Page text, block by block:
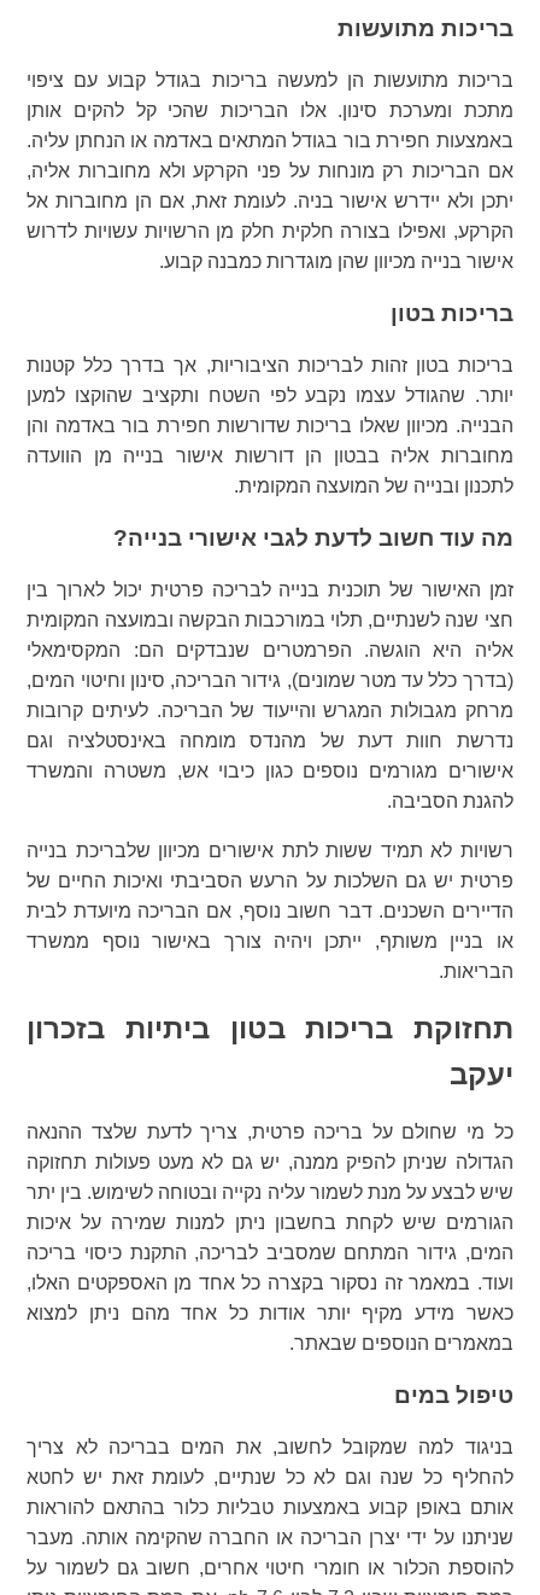
בריכות מתועשות
בריכות מתועשות הן למעשה בריכות בגודל קבוע עם ציפוי
מתכת ומערכת סינון. אלו הבריכות שהכי קל להקים אותן
באמצעות חפירת בור בגודל המתאים באדמה או הנחתן עליה.
אם הבריכות רק מונחות על פני הקרקע ולא מחוברות אליה,
יתכן ולא יידרש אישור בניה. לעומת זאת, אם הן מחוברות אל
הקרקע, ואפילו בצורה חלקית חלק מן הרשויות עשויות לדרוש
אישור בנייה מכיוון שהן מוגדרות כמבנה קבוע.
בריכות בטון
בריכות בטון זהות לבריכות הציבוריות, אך בדרך כלל קטנות
יותר. שהגודל עצמו נקבע לפי השטח ותקציב שהוקצו למען
הבנייה. מכיוון שאלו בריכות שדורשות חפירת בור באדמה והן
מחוברות אליה בבטון הן דורשות אישור בנייה מן הוועדה
לתכנון ובנייה של המועצה המקומית.
מה עוד חשוב לדעת לגבי אישורי בנייה?
זמן האישור של תוכנית בנייה לבריכה פרטית יכול לארוך בין
חצי שנה לשנתיים, תלוי במורכבות הבקשה ובמועצה המקומית
אליה היא הוגשה. הפרמטרים שנבדקים הם: המקסימאלי
(בדרך כלל עד מטר שמונים), גידור הבריכה, סינון וחיטוי המים,
מרחק מגבולות המגרש והייעוד של הבריכה. לעיתים קרובות
נדרשת חוות דעת של מהנדס מומחה באינסטלציה וגם
אישורים מגורמים נוספים כגון כיבוי אש, משטרה והמשרד
להגנת הסביבה.
רשויות לא תמיד ששות לתת אישורים מכיוון שלבריכת בנייה
פרטית יש גם השלכות על הרעש הסביבתי ואיכות החיים של
הדיירים השכנים. דבר חשוב נוסף, אם הבריכה מיועדת לבית
או בניין משותף, ייתכן ויהיה צורך באישור נוסף ממשרד
הבריאות.
תחזוקת בריכות בטון ביתיות בזכרון
יעקב
כל מי שחולם על בריכה פרטית, צריך לדעת שלצד ההנאה
הגדולה שניתן להפיק ממנה, יש גם לא מעט פעולות תחזוקה
שיש לבצע על מנת לשמור עליה נקייה ובטוחה לשימוש. בין יתר
הגורמים שיש לקחת בחשבון ניתן למנות שמירה על איכות
המים, גידור המתחם שמסביב לבריכה, התקנת כיסוי בריכה
ועוד. במאמר זה נסקור בקצרה כל אחד מן האספקטים האלו,
כאשר מידע מקיף יותר אודות כל אחד מהם ניתן למצוא
במאמרים הנוספים שבאתר.
טיפול במים
בניגוד למה שמקובל לחשוב, את המים בבריכה לא צריך
להחליף כל שנה וגם לא כל שנתיים, לעומת זאת יש לחטא
אותם באופן קבוע באמצעות טבליות כלור בהתאם להוראות
שניתנו על ידי יצרן הבריכה או החברה שהקימה אותה. מעבר
להוספת הכלור או חומרי חיטוי אחרים, חשוב גם לשמור על